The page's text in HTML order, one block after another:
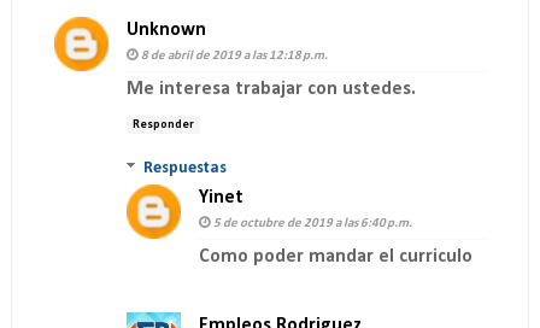
Unknown
8 de abril de 2019 a las 12:18 p.m.
Me interesa trabajar con ustedes.
Responder
Respuestas
Yinet
5 de octubre de 2019 a las 6:40 p.m.
Como poder mandar el curriculo